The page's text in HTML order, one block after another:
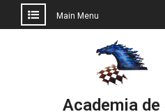
Main Menu
Academia de